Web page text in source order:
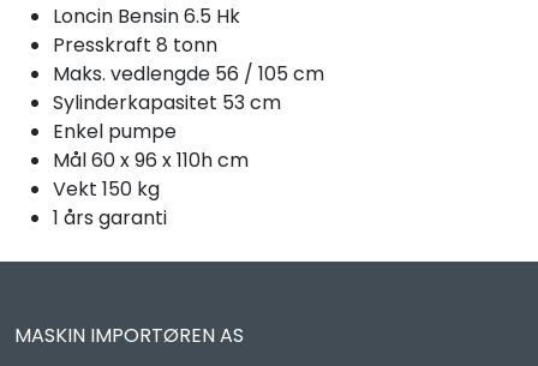
Loncin Bensin 6.5 Hk
Presskraft 8 tonn
Maks. vedlengde 56 / 105 cm
Sylinderkapasitet 53 cm
Enkel pumpe
Mål 60 x 96 x 110h cm
Vekt 150 kg
1 års garanti
MASKIN IMPORTØREN AS